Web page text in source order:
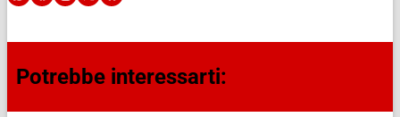
Potrebbe interessarti: